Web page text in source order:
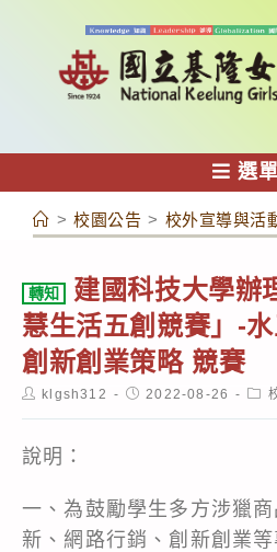
容
選單
> 校園公告 > 校外宣導與活
轉知
建國科技大學辦
慧生活五創競賽」-
創新創業策略 競賽
Postklgsh312
Post2022-08-26
說明：
一、為鼓勵學生多方涉獵
新、網路行銷、創新創業